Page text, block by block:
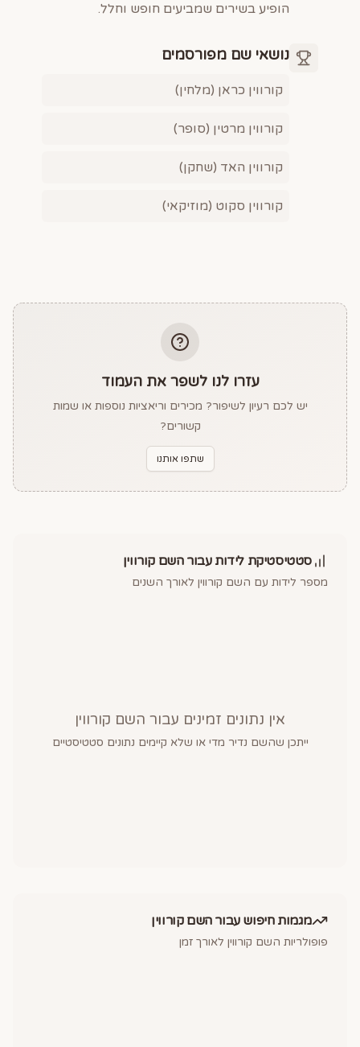
הופיע בשירים שמביעים חופש וחלל.
נושאי שם מפורסמים
קורווין כראן (מלחין)
קורווין מרטין (סופר)
קורווין האד (שחקן)
קורווין סקוט (מוזיקאי)
עזרו לנו לשפר את העמוד
יש לכם רעיון לשיפור? מכירים וריאציות נוספות או שמות
קשורים?
שתפו אותנו
סטטיסטיקת לידות עבור השם קורווין
מספר לידות עם השם קורווין לאורך השנים
אין נתונים זמינים עבור השם קורווין
ייתכן שהשם נדיר מדי או שלא קיימים נתונים סטטיסטיים
מגמות חיפוש עבור השםקורווין
פופולריות השם קורווין לאורך זמן